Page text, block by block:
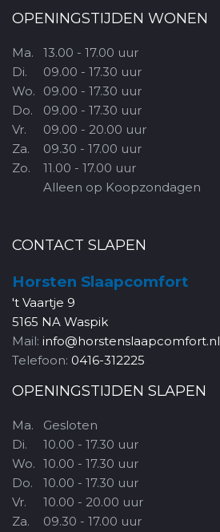
OPENINGSTIJDEN WONEN
Ma.
Di.
Wo.
Do.
Vr.
Za.
Zo.
13.00 - 17.00 uur
09.00 - 17.30 uur
09.00 - 17.30 uur
09.00 - 17.30 uur
09.00 - 20.00 uur
09.30 - 17.00 uur
11.00 - 17.00 uur
Alleen op Koopzondagen
CONTACT SLAPEN
Horsten Slaapcomfort
't Vaartje 9
5165 NA Waspik
Mail: info@horstenslaapcomfort.nl
Telefoon: 0416-312225
OPENINGSTIJDEN SLAPEN
Ma.
Di.
Wo.
Do.
Vr.
Za.
Gesloten
10.00 - 17.30 uur
10.00 - 17.30 uur
10.00 - 17.30 uur
10.00 - 20.00 uur
09.30 - 17.00 uur